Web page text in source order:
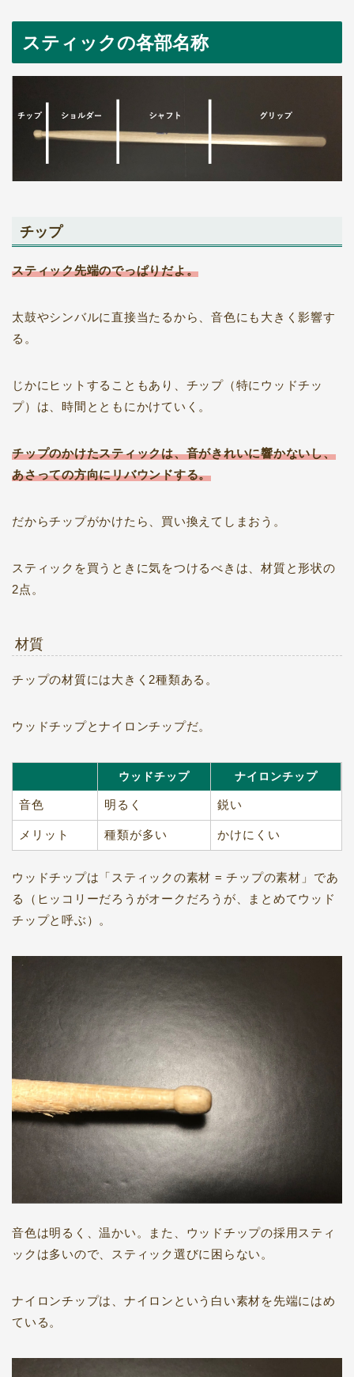
スティックの各部名称
チップ
スティック先端のでっぱりだよ。
太鼓やシンバルに直接当たるから、音色にも大きく影響す
る。
じかにヒットすることもあり、チップ（特にウッドチッ
プ）は、時間とともにかけていく。
チップのかけたスティックは、音がきれいに響かないし、
あさっての方向にリバウンドする。
だからチップがかけたら、買い換えてしまおう。
スティックを買うときに気をつけるべきは、材質と形状の
2点。
材質
チップの材質には大きく2種類ある。
ウッドチップとナイロンチップだ。
ウッドチップ ナイロンチップ
音色 明るく 鋭い
メリット 種類が多い かけにくい
ウッドチップは「スティックの素材 = チップの素材」であ
る（ヒッコリーだろうがオークだろうが、まとめてウッド
チップと呼ぶ）。
音色は明るく、温かい。また、ウッドチップの採用スティ
ックは多いので、スティック選びに困らない。
ナイロンチップは、ナイロンという白い素材を先端にはめ
ている。